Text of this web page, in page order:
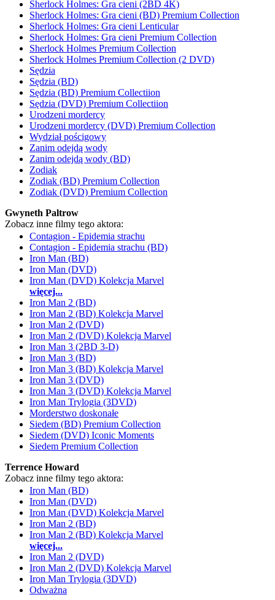
Sherlock Holmes: Gra cieni (2BD 4K)
Sherlock Holmes: Gra cieni (BD) Premium Collection
Sherlock Holmes: Gra cieni Lenticular
Sherlock Holmes: Gra cieni Premium Collection
Sherlock Holmes Premium Collection
Sherlock Holmes Premium Collection (2 DVD)
Sędzia
Sędzia (BD)
Sędzia (BD) Premium Collectiion
Sędzia (DVD) Premium Collectiion
Urodzeni mordercy
Urodzeni mordercy (DVD) Premium Collection
Wydział pościgowy
Zanim odejdą wody
Zanim odejdą wody (BD)
Zodiak
Zodiak (BD) Premium Collection
Zodiak (DVD) Premium Collection
Gwyneth Paltrow
Zobacz inne filmy tego aktora:
Contagion - Epidemia strachu
Contagion - Epidemia strachu (BD)
Iron Man (BD)
Iron Man (DVD)
Iron Man (DVD) Kolekcja Marvel
więcej...
Iron Man 2 (BD)
Iron Man 2 (BD) Kolekcja Marvel
Iron Man 2 (DVD)
Iron Man 2 (DVD) Kolekcja Marvel
Iron Man 3 (2BD 3-D)
Iron Man 3 (BD)
Iron Man 3 (BD) Kolekcja Marvel
Iron Man 3 (DVD)
Iron Man 3 (DVD) Kolekcja Marvel
Iron Man Trylogia (3DVD)
Morderstwo doskonałe
Siedem (BD) Premium Collection
Siedem (DVD) Iconic Moments
Siedem Premium Collection
Terrence Howard
Zobacz inne filmy tego aktora:
Iron Man (BD)
Iron Man (DVD)
Iron Man (DVD) Kolekcja Marvel
Iron Man 2 (BD)
Iron Man 2 (BD) Kolekcja Marvel
więcej...
Iron Man 2 (DVD)
Iron Man 2 (DVD) Kolekcja Marvel
Iron Man Trylogia (3DVD)
Odważna